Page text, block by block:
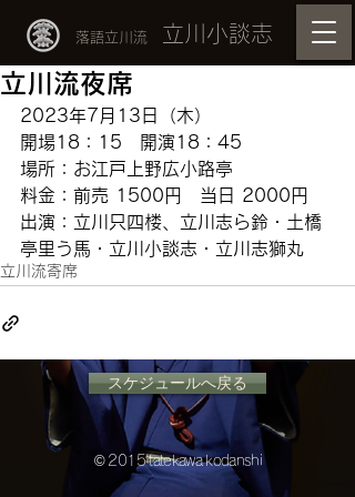
落語立川流 立川小談志
立川流夜席
2023年7月13日（木）
開場18：15　開演18：45
場所：お江戸上野広小路亭
料金：前売 1500円　当日 2000円
出演：立川只四楼、立川志ら鈴・土橋
亭里う馬・立川小談志・立川志獅丸
立川流寄席
スケジュールへ戻る
© 2015 tatekawa kodanshi